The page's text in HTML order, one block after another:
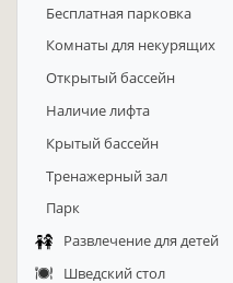
Бесплатная парковка
Комнаты для некурящих
Открытый бассейн
Наличие лифта
Крытый бассейн
Тренажерный зал
Парк
Развлечение для детей
Шведский стол